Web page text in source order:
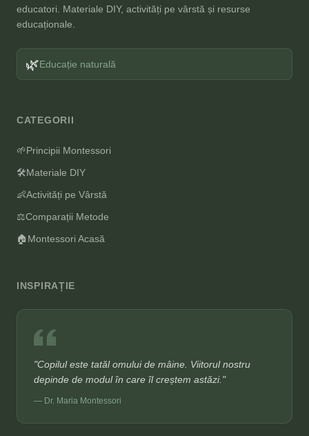
educatori. Materiale DIY, activități pe vârstă și resurse
educaționale.
🌿Educație naturală
CATEGORII
🌱Principii Montessori
🛠️Materiale DIY
👶Activități pe Vârstă
⚖️Comparații Metode
🏠Montessori Acasă
INSPIRAȚIE
"Copilul este tatăl omului de mâine. Viitorul nostru
depinde de modul în care îl creștem astăzi."
— Dr. Maria Montessori